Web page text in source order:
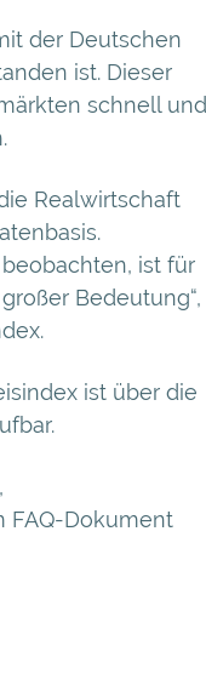
der Deutschen
ist. Dieser
schnell und
Realwirtschaft
ist für
Bedeutung“,
ist über die
FAQ-Dokument